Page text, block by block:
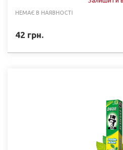
НЕМАЄ В НАЯВНОСТІ
42 грн.